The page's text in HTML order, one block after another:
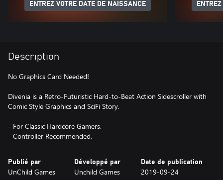
ENTREZ VOTRE DATE DE NAISSANCE
Description
No Graphics Card Needed!
Divenia is a Retro-Futuristic Hard-to-Beat Action Sidescroller with
Comic Style Graphics and SciFi Story.
- For Classic Hardcore Gamers.
- Controller Recommended.
Publié par
UnChild Games
Développé par
Unchild Games
Date de publication
2019-09-24